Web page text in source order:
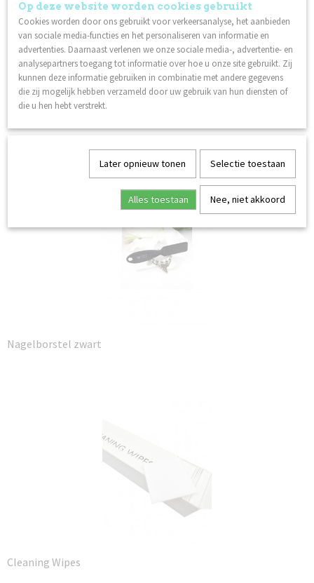
Omschrijving
Professionele manicure-duwer - Staleks Pro Smart 50 - Type 6
professioneel handmatig slijpen
aanbevolen voor zowel manicure als pedicure
antisliphandvat voor uitstekende grip
Ook interessant
Nagelborstel zwart
Cleaning Wipes
Op deze website worden cookies gebruikt
Cookies worden door ons gebruikt voor verkeersanalyse, het aanbieden
van sociale media-functies en het personaliseren van informatie en
advertenties. Daarnaast verlenen we onze sociale media-, advertentie- en
analysepartners toegang tot informatie over hoe u onze site gebruikt. Zij
kunnen deze informatie gebruiken in combinatie met andere gegevens
die zij mogelijk hebben verzameld door uw gebruik van hun diensten of
die u hen hebt verstrekt.
Later opnieuw tonen Selectie toestaan
Alles toestaan Nee, niet akkoord